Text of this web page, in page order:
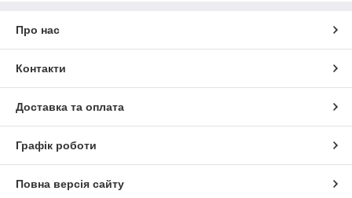
Про нас
Контакти
Доставка та оплата
Графік роботи
Повна версія сайту